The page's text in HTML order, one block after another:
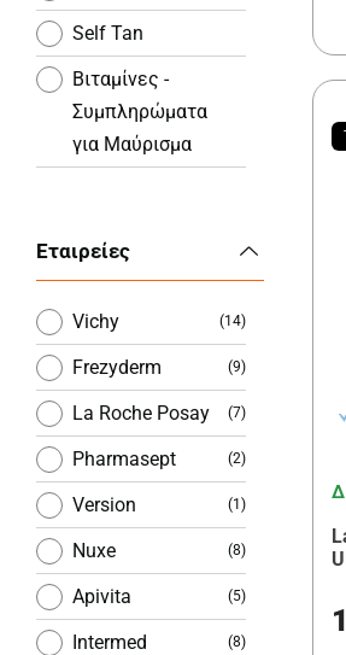
Self Tan
Βιταμίνες -
Συμπληρώματα
για Μαύρισμα
Εταιρείες
Vichy (14)
Frezyderm (9)
La Roche Posay (7)
Pharmasept (2)
Version (1)
Nuxe (8)
Apivita (5)
Intermed (8)